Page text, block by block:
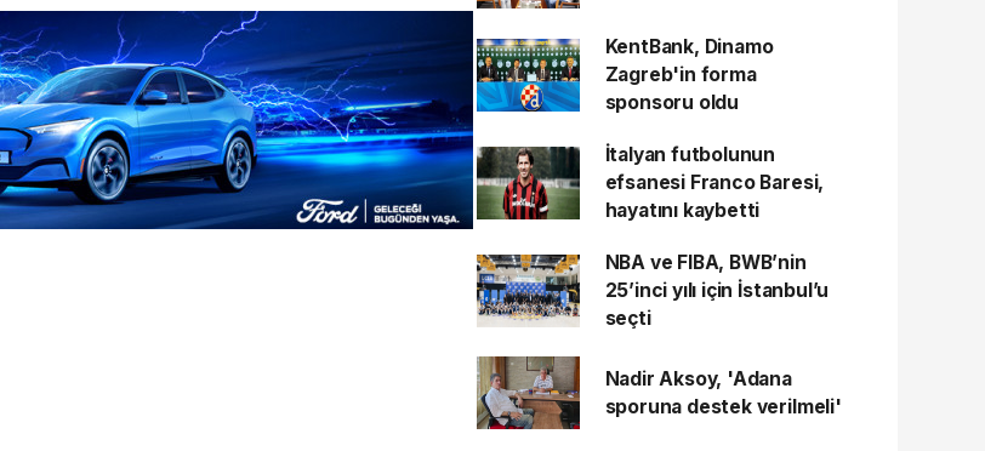
KentBank, Dinamo
Zagreb'in forma
sponsoru oldu
İtalyan futbolunun
efsanesi Franco Baresi,
hayatını kaybetti
NBA ve FIBA, BWB’nin
25’inci yılı için İstanbul’u
seçti
Nadir Aksoy, 'Adana
sporuna destek verilmeli'